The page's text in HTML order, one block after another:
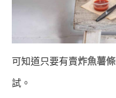
可知道只要有賣炸魚薯條
試。